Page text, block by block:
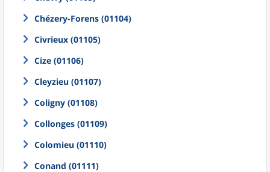
Chézery-Forens (01104)
Civrieux (01105)
Cize (01106)
Cleyzieu (01107)
Coligny (01108)
Collonges (01109)
Colomieu (01110)
Conand (01111)